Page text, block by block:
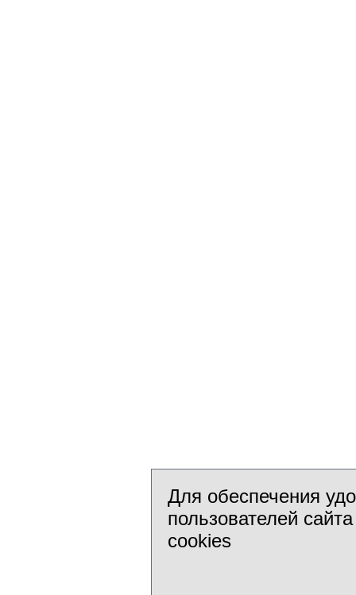
Для обеспечения
пользователей
cookies